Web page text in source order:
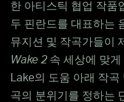
한 아티스틱 협업 작품
두 핀란드를 대표하는
뮤지션 및 작곡가들이
Wake 2속 세상에 맞게
Lake의 도움 아래 작
곡의 분위기를 정하는